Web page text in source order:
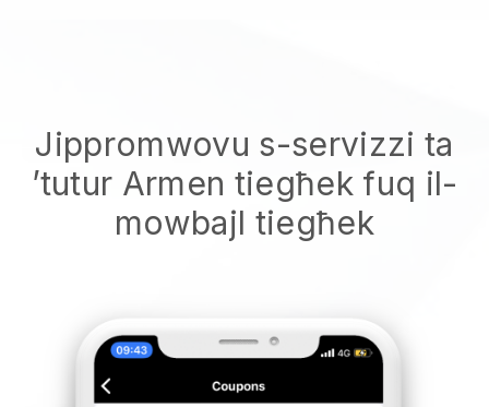
Jippromwovu s-servizzi ta
’tutur Armen tiegħek fuq il-
mowbajl tiegħek